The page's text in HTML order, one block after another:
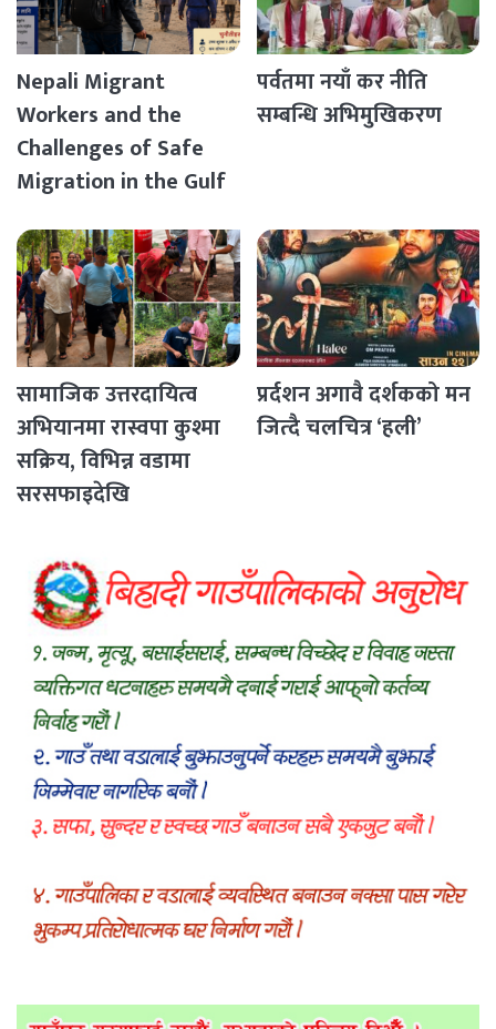
Nepali Migrant
Workers and the
Challenges of Safe
Migration in the Gulf
पर्वतमा नयाँ कर नीति
सम्बन्धि अभिमुखिकरण
सामाजिक उत्तरदायित्व
अभियानमा रास्वपा कुश्मा
सक्रिय, विभिन्न वडामा
सरसफाइदेखि
प्रर्दशन अगावै दर्शकको मन
जित्दै चलचित्र ‘हली’